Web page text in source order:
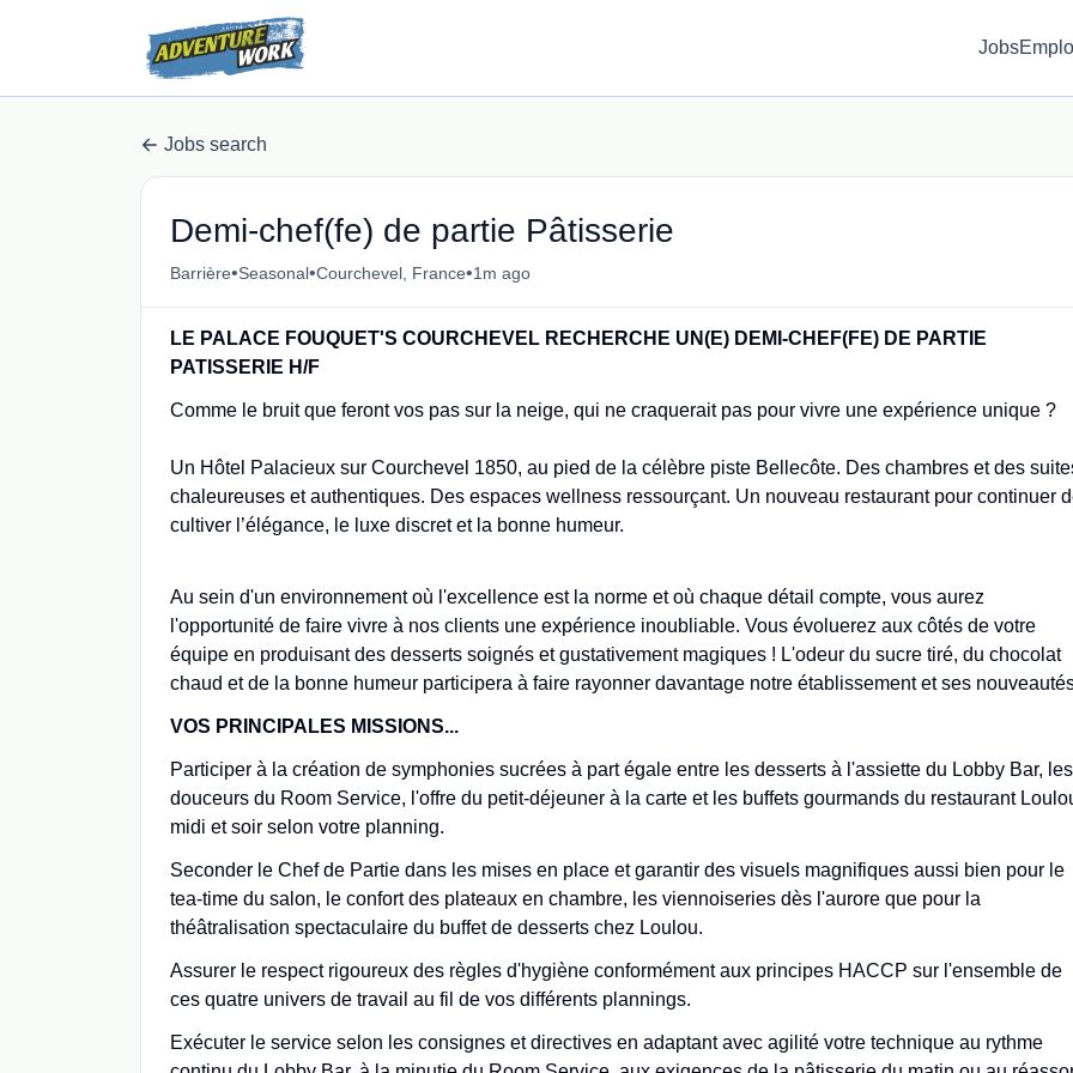
Jobs
Jobs search
Demi-chef(fe) de partie Pâtisserie
Barrière•Seasonal•Courchevel, France•1m ago
LE PALACE FOUQUET'S COURCHEVEL RECHERCHE UN(E) DEMI-CHEF(FE) DE PARTIE
PATISSERIE H/F
Comme le bruit que feront vos pas sur la neige, qui ne craquerait pas pour vivre une expérience unique ?
Un Hôtel Palacieux sur Courchevel 1850, au pied de la célèbre piste Bellecôte. Des chambres et des
chaleureuses et authentiques. Des espaces wellness ressourçant. Un nouveau restaurant pour continuer
cultiver l’élégance, le luxe discret et la bonne humeur.
Au sein d'un environnement où l'excellence est la norme et où chaque détail compte, vous aurez
l'opportunité de faire vivre à nos clients une expérience inoubliable. Vous évoluerez aux côtés de votre
équipe en produisant des desserts soignés et gustativement magiques ! L'odeur du sucre tiré, du chocolat
chaud et de la bonne humeur participera à faire rayonner davantage notre établissement et ses
VOS PRINCIPALES MISSIONS...
Participer à la création de symphonies sucrées à part égale entre les desserts à l'assiette du Lobby Bar, les
douceurs du Room Service, l'offre du petit-déjeuner à la carte et les buffets gourmands du restaurant
midi et soir selon votre planning.
Seconder le Chef de Partie dans les mises en place et garantir des visuels magnifiques aussi bien pour le
tea-time du salon, le confort des plateaux en chambre, les viennoiseries dès l'aurore que pour la
théâtralisation spectaculaire du buffet de desserts chez Loulou.
Assurer le respect rigoureux des règles d'hygiène conformément aux principes HACCP sur l'ensemble de
ces quatre univers de travail au fil de vos différents plannings.
Exécuter le service selon les consignes et directives en adaptant avec agilité votre technique au rythme